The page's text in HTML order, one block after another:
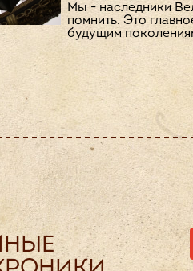
Мы - наследники
помнить. Это
будущим